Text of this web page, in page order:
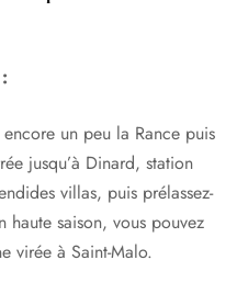
un peu la Rance puis
jusqu’à Dinard, station
villas, puis prélassez-
haute saison, vous pouvez
virée à Saint-Malo.